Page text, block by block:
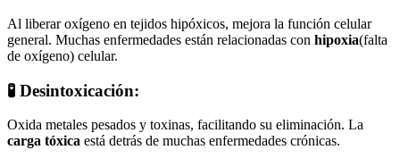
Al liberar oxígeno en tejidos hipóxicos, mejora la función celular
general. Muchas enfermedades están relacionadas con hipoxia(falta
de oxígeno) celular.
🧪 Desintoxicación:
Oxida metales pesados y toxinas, facilitando su eliminación. La
carga tóxica está detrás de muchas enfermedades crónicas.